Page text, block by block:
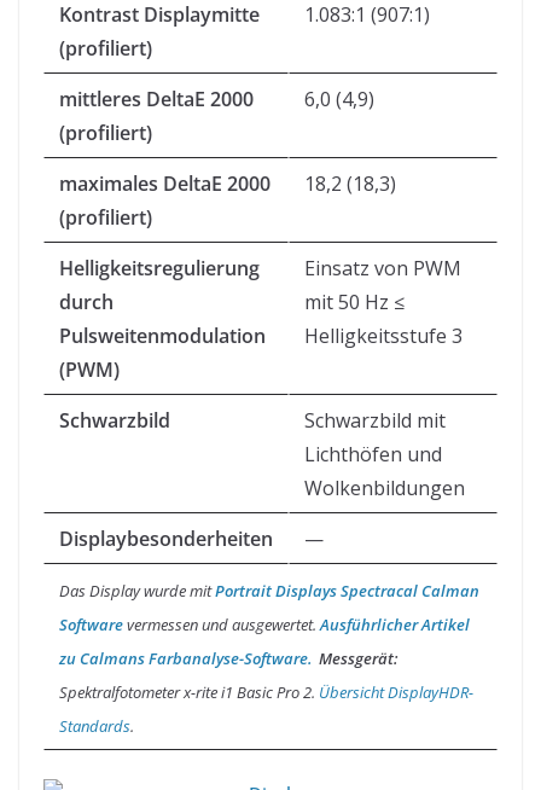
Kontrast Displaymitte
(profiliert)
1.083:1 (907:1)
mittleres DeltaE 2000
(profiliert)
6,0 (4,9)
maximales DeltaE 2000
(profiliert)
18,2 (18,3)
Helligkeitsregulierung
durch
Pulsweitenmodulation
(PWM)
Einsatz von PWM
mit 50 Hz ≤
Helligkeitsstufe 3
Schwarzbild
Schwarzbild mit
Lichthöfen und
Wolkenbildungen
Displaybesonderheiten
—
Das Display wurde mitPortrait Displays Spectracal Calman
Softwarevermessen und ausgewertet.Ausführlicher Artikel
zu Calmans Farbanalyse-Software. Messgerät:
Spektralfotometer x-rite i1 Basic Pro 2. Übersicht DisplayHDR-
Standards.